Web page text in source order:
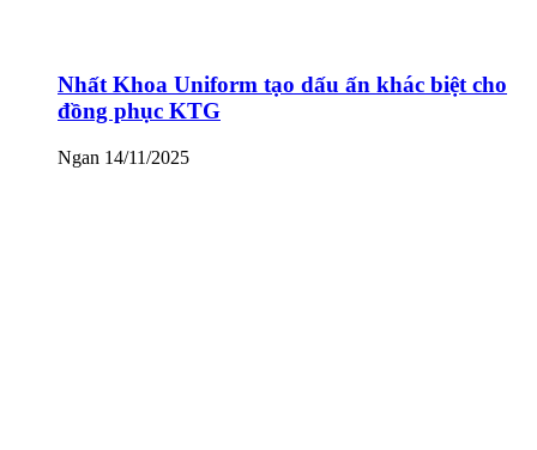
Nhất Khoa Uniform tạo dấu ấn khác biệt cho
đồng phục KTG
Ngan 14/11/2025